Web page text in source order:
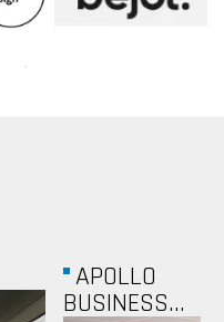
VÁROSLIGETI...